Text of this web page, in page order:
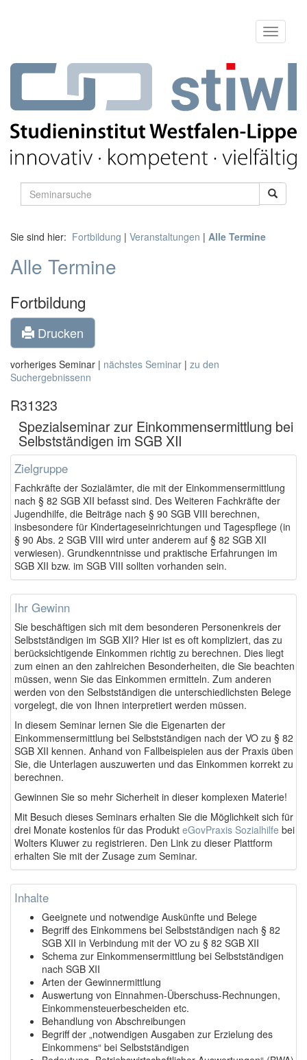
Sie sind hier: Fortbildung | Veranstaltungen | Alle Termine
Alle Termine
Fortbildung
Drucken
vorheriges Seminar | nächstes Seminar | zu den
Suchergebnissenn
R31323
Spezialseminar zur Einkommensermittlung bei
Selbstständigen im SGB XII
Zielgruppe
Fachkräfte der Sozialämter, die mit der Einkommensermittlung
nach § 82 SGB XII befasst sind. Des Weiteren Fachkräfte der
Jugendhilfe, die Beiträge nach § 90 SGB VIII berechnen,
insbesondere für Kindertageseinrichtungen und Tagespflege (in
§ 90 Abs. 2 SGB VIII wird unter anderem auf § 82 SGB XII
verwiesen). Grundkenntnisse und praktische Erfahrungen im
SGB XII bzw. im SGB VIII sollten vorhanden sein.
Ihr Gewinn
Sie beschäftigen sich mit dem besonderen Personenkreis der
Selbstständigen im SGB XII? Hier ist es oft kompliziert, das zu
berücksichtigende Einkommen richtig zu berechnen. Dies liegt
zum einen an den zahlreichen Besonderheiten, die Sie beachten
müssen, wenn Sie das Einkommen ermitteln. Zum anderen
werden von den Selbstständigen die unterschiedlichsten Belege
vorgelegt, die von Ihnen interpretiert werden müssen.
In diesem Seminar lernen Sie die Eigenarten der
Einkommensermittlung bei Selbstständigen nach der VO zu § 82
SGB XII kennen. Anhand von Fallbeispielen aus der Praxis üben
Sie, die Unterlagen auszuwerten und das Einkommen korrekt zu
berechnen.
Gewinnen Sie so mehr Sicherheit in dieser komplexen Materie!
Mit Besuch dieses Seminars erhalten Sie die Möglichkeit sich für
drei Monate kostenlos für das Produkt eGovPraxis Sozialhilfe bei
Wolters Kluwer zu registrieren. Den Link zu dieser Plattform
erhalten Sie mit der Zusage zum Seminar.
Inhalte
Geeignete und notwendige Auskünfte und Belege
Begriff des Einkommens bei Selbstständigen nach § 82
SGB XII in Verbindung mit der VO zu § 82 SGB XII
Schema zur Einkommensermittlung bei Selbstständigen
nach SGB XII
Arten der Gewinnermittlung
Auswertung von Einnahmen-Überschuss-Rechnungen,
Einkommensteuerbescheiden etc.
Behandlung von Abschreibungen
Begriff der „notwendigen Ausgaben zur Erzielung des
Einkommens“ bei Selbstständigen